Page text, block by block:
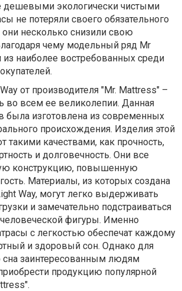
дешевыми экологически чистыми
не потеряли своего обязательного
они несколько снизили свою
чему модельный ряд Mr
из наиболее востребованных среди
от производителя "Mr. Mattress" –
во всем ее великолепии. Данная
была изготовлена из современных
происхождения. Изделия этой
такими качествами, как прочность,
и долговечность. Они все
конструкцию, повышенную
Материалы, из которых создана
Way, могут легко выдерживать
и замечательно подстраиваться
фигуры. Именно
с легкостью обеспечат каждому
и здоровый сон. Однако для
сна заинтересованным людям
продукцию популярной